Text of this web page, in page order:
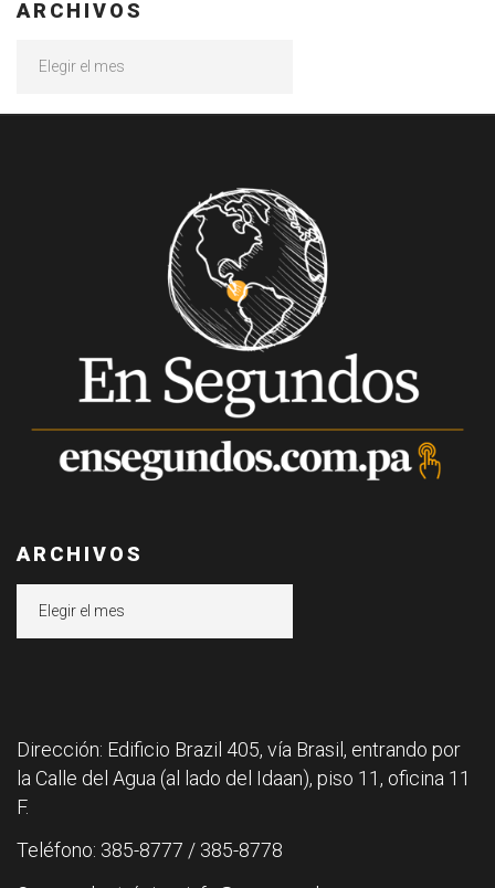
ARCHIVOS
ARCHIVOS
Dirección: Edificio Brazil 405, vía Brasil, entrando por
la Calle del Agua (al lado del Idaan), piso 11, oficina 11
F.
Teléfono: 385-8777 / 385-8778